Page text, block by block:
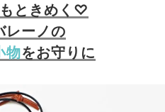
ときめく♡
レーノの
物をお守りに